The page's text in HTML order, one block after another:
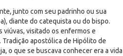
junto com seu padrinho ou sua
diante do catequista ou do bispo.
viúvas, visitado os enfermos e
Tradição apostólica de Hipólito de
o que se buscava conhecer era a vida